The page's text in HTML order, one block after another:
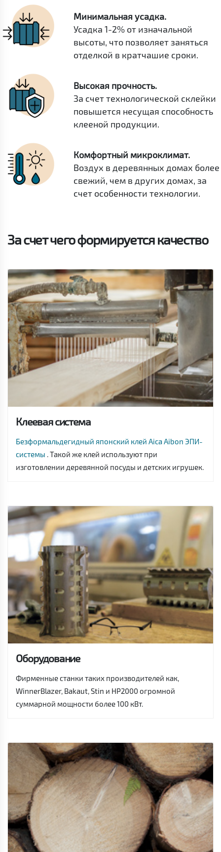
Минимальная усадка.
Усадка 1-2% от изначальной
высоты, что позволяет заняться
отделкой в кратчашие сроки.
Высокая прочность.
За счет технологической склейки
повышется несущая способность
клееной продукции.
Комфортный микроклимат.
Воздух в деревянных домах более
свежий, чем в других домах, за
счет особенности технологии.
За счет чего формируется качество
Клеевая система
Безформальдегидный японский клей Aica Aibon ЭПИ-
системы . Такой же клей используют при
изготовлении деревянной посуды и детских игрушек.
Оборудование
Фирменные станки таких производителей как,
WinnerBlazer, Bakaut, Stin и HP2000 огромной
суммарной мощности более 100 кВт.